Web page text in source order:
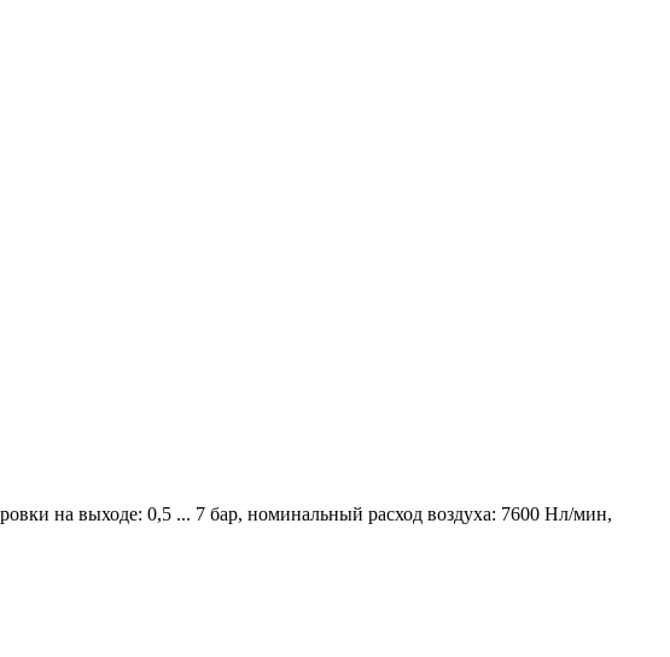
на выходе: 0,5 ... 7 бар, номинальный расход воздуха: 7600 Нл/мин,